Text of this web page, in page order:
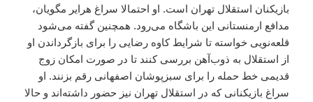
بازیکنان استقلال تهران است. او احتمالا سراغ هرایر مگویان،
مدافع ارمنستانی این باشگاه می‌رود. همچنین گفته می‌شود
قلعه‌نویی خواسته تا شرایط کاوه رضایی را برای بازگرداندن او
از استقلال به ذوب‌آهن بررسی کنند تا در صورت امکان زوج
قدیمی خط حمله را برای سبزپوشان اصفهانی رقم بزنند. او
سراغ بازیکنانی که در استقلال تهران نیز حضور داشته‌اند و حالا